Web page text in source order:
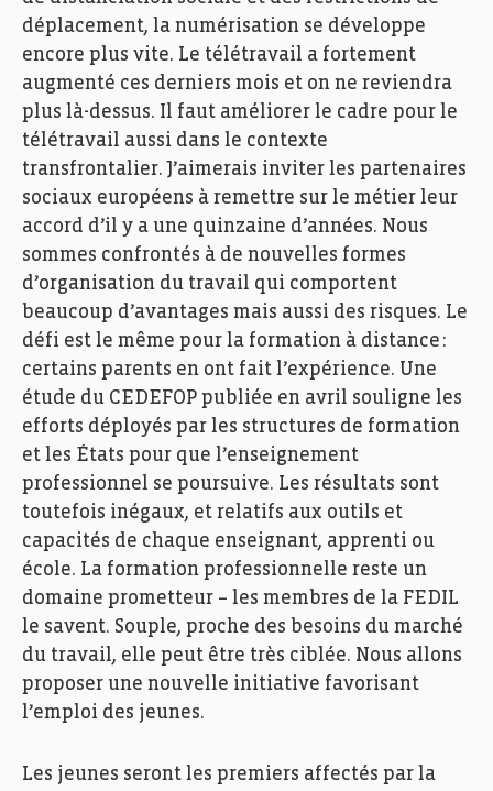
déplacement, la numérisation se développe
encore plus vite. Le télétravail a fortement
augmenté ces derniers mois et on ne reviendra
plus là-dessus. Il faut améliorer le cadre pour le
télétravail aussi dans le contexte
transfrontalier. J’aimerais inviter les partenaires
sociaux européens à remettre sur le métier leur
accord d’il y a une quinzaine d’années. Nous
sommes confrontés à de nouvelles formes
d’organisation du travail qui comportent
beaucoup d’avantages mais aussi des risques. Le
défi est le même pour la formation à distance :
certains parents en ont fait l’expérience. Une
étude du CEDEFOP publiée en avril souligne les
efforts déployés par les structures de formation
et les États pour que l’enseignement
professionnel se poursuive. Les résultats sont
toutefois inégaux, et relatifs aux outils et
capacités de chaque enseignant, apprenti ou
école. La formation professionnelle reste un
domaine prometteur – les membres de la FEDIL
le savent. Souple, proche des besoins du marché
du travail, elle peut être très ciblée. Nous allons
proposer une nouvelle initiative favorisant
l’emploi des jeunes.
Les jeunes seront les premiers affectés par la